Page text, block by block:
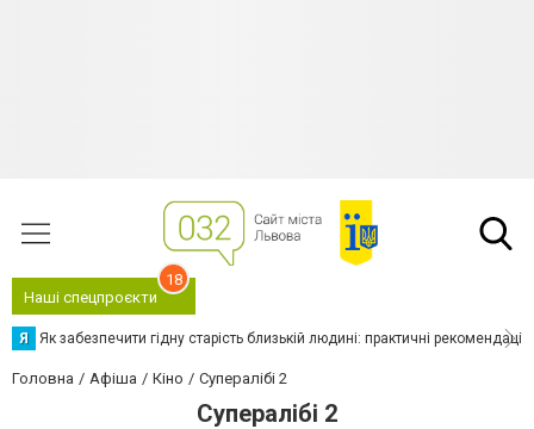
Наші спецпроєкти
18
Я Як забезпечити гідну старість близькій людині: практичні рекомендації
Головна Афіша Кіно Супералібі 2
Супералібі 2